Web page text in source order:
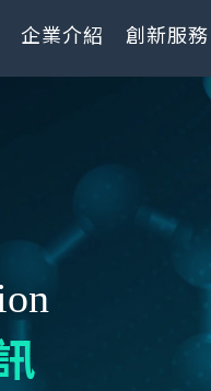
企業介紹 創新服務